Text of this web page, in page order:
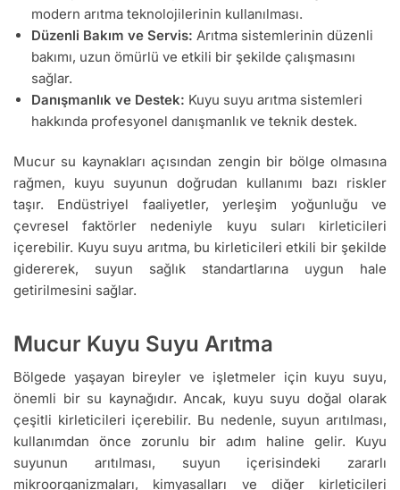
modern arıtma teknolojilerinin kullanılması.
Düzenli Bakım ve Servis: Arıtma sistemlerinin düzenli
bakımı, uzun ömürlü ve etkili bir şekilde çalışmasını
sağlar.
Danışmanlık ve Destek: Kuyu suyu arıtma sistemleri
hakkında profesyonel danışmanlık ve teknik destek.
Mucur su kaynakları açısından zengin bir bölge olmasına
rağmen, kuyu suyunun doğrudan kullanımı bazı riskler
taşır. Endüstriyel faaliyetler, yerleşim yoğunluğu ve
çevresel faktörler nedeniyle kuyu suları kirleticileri
içerebilir. Kuyu suyu arıtma, bu kirleticileri etkili bir şekilde
gidererek, suyun sağlık standartlarına uygun hale
getirilmesini sağlar.
Mucur Kuyu Suyu Arıtma
Bölgede yaşayan bireyler ve işletmeler için kuyu suyu,
önemli bir su kaynağıdır. Ancak, kuyu suyu doğal olarak
çeşitli kirleticileri içerebilir. Bu nedenle, suyun arıtılması,
kullanımdan önce zorunlu bir adım haline gelir. Kuyu
suyunun arıtılması, suyun içerisindeki zararlı
mikroorganizmaları, kimyasalları ve diğer kirleticileri